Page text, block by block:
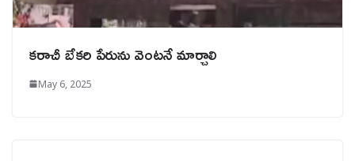
కరాచీ బేకరి పేరును వెంటనే మార్చాలి
May 6, 2025